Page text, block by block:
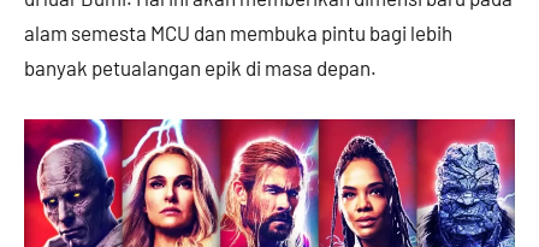
alam semesta MCU dan membuka pintu bagi lebih
banyak petualangan epik di masa depan.